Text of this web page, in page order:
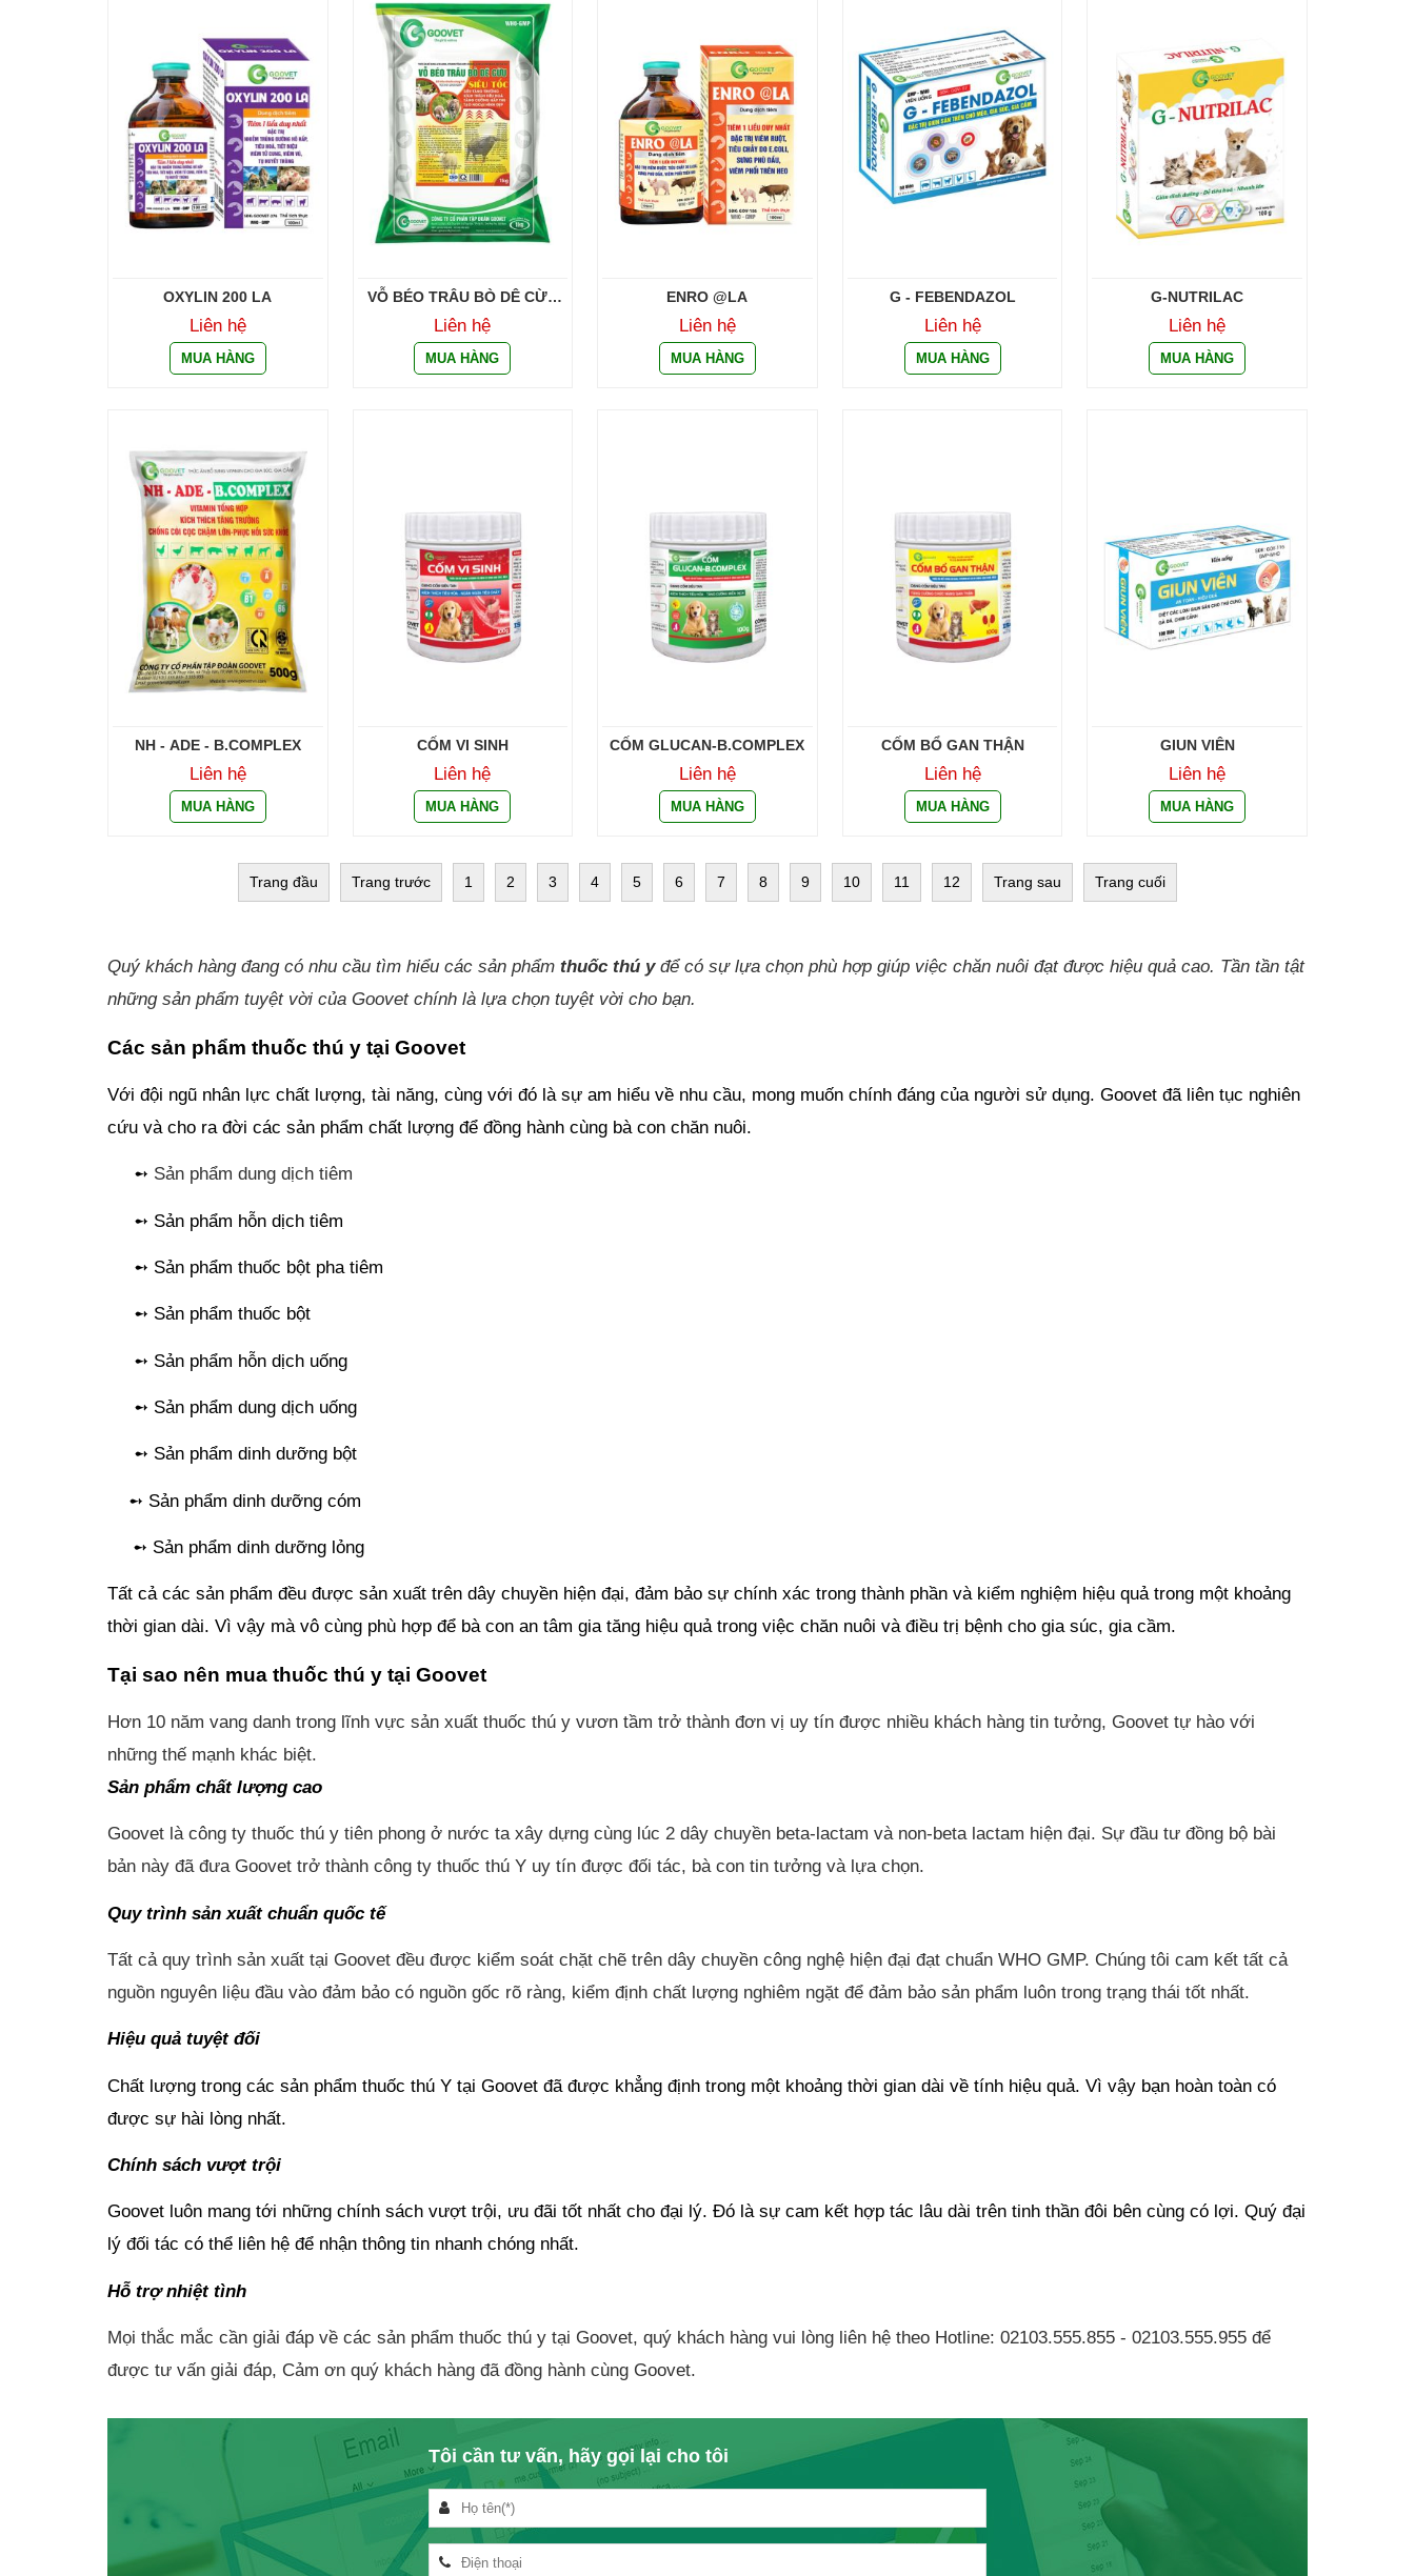
OXYLIN 200 LA
Liên hệ
VỖ BÉO TRÂU BÒ DÊ CỪU
SIÊU TỐC
Liên hệ
ENRO @LA
Liên hệ
G - FEBENDAZOL
Liên hệ
G-NUTRILAC
Liên hệ
NH - ADE - B.COMPLEX
Liên hệ
CỐM VI SINH
Liên hệ
CỐM GLUCAN-B.COMPLEX
Liên hệ
CỐM BỔ GAN THẬN
Liên hệ
GIUN VIÊN
Liên hệ
Trang đầu Trang trước 1 2 3 4 5 6 7 8 9 10 11 12 Trang sau Trang cuối
Quý khách hàng đang có nhu cầu tìm hiểu các sản phẩm thuốc thú y để có sự lựa chọn phù hợp giúp việc chăn nuôi đạt được hiệu quả cao. Tần tần tật
những sản phẩm tuyệt vời của Goovet chính là lựa chọn tuyệt vời cho bạn.
Các sản phẩm thuốc thú y tại Goovet
Với đội ngũ nhân lực chất lượng, tài năng, cùng với đó là sự am hiểu về nhu cầu, mong muốn chính đáng của người sử dụng. Goovet đã liên tục nghiên
cứu và cho ra đời các sản phẩm chất lượng để đồng hành cùng bà con chăn nuôi.
➻ Sản phẩm dung dịch tiêm
➻ Sản phẩm hỗn dịch tiêm
➻ Sản phẩm thuốc bột pha tiêm
➻ Sản phẩm thuốc bột
➻ Sản phẩm hỗn dịch uống
➻ Sản phẩm dung dịch uống
➻ Sản phẩm dinh dưỡng bột
➻ Sản phẩm dinh dưỡng cóm
➻ Sản phẩm dinh dưỡng lỏng
Tất cả các sản phẩm đều được sản xuất trên dây chuyền hiện đại, đảm bảo sự chính xác trong thành phần và kiểm nghiệm hiệu quả trong một khoảng
thời gian dài. Vì vậy mà vô cùng phù hợp để bà con an tâm gia tăng hiệu quả trong việc chăn nuôi và điều trị bệnh cho gia súc, gia cầm.
Tại sao nên mua thuốc thú y tại Goovet
Hơn 10 năm vang danh trong lĩnh vực sản xuất thuốc thú y vươn tầm trở thành đơn vị uy tín được nhiều khách hàng tin tưởng, Goovet tự hào với
những thế mạnh khác biệt.
Sản phẩm chất lượng cao
Goovet là công ty thuốc thú y tiên phong ở nước ta xây dựng cùng lúc 2 dây chuyền beta-lactam và non-beta lactam hiện đại. Sự đầu tư đồng bộ bài
bản này đã đưa Goovet trở thành công ty thuốc thú Y uy tín được đối tác, bà con tin tưởng và lựa chọn.
Quy trình sản xuất chuẩn quốc tế
Tất cả quy trình sản xuất tại Goovet đều được kiểm soát chặt chẽ trên dây chuyền công nghệ hiện đại đạt chuẩn WHO GMP. Chúng tôi cam kết tất cả
nguồn nguyên liệu đầu vào đảm bảo có nguồn gốc rõ ràng, kiểm định chất lượng nghiêm ngặt để đảm bảo sản phẩm luôn trong trạng thái tốt nhất.
Hiệu quả tuyệt đối
Chất lượng trong các sản phẩm thuốc thú Y tại Goovet đã được khẳng định trong một khoảng thời gian dài về tính hiệu quả. Vì vậy bạn hoàn toàn có
được sự hài lòng nhất.
Chính sách vượt trội
Goovet luôn mang tới những chính sách vượt trội, ưu đãi tốt nhất cho đại lý. Đó là sự cam kết hợp tác lâu dài trên tinh thần đôi bên cùng có lợi. Quý đại
lý đối tác có thể liên hệ để nhận thông tin nhanh chóng nhất.
Hỗ trợ nhiệt tình
Mọi thắc mắc cần giải đáp về các sản phẩm thuốc thú y tại Goovet, quý khách hàng vui lòng liên hệ theo Hotline: 02103.555.855 - 02103.555.955 để
được tư vấn giải đáp, Cảm ơn quý khách hàng đã đồng hành cùng Goovet.
Tôi cần tư vấn, hãy gọi lại cho tôi